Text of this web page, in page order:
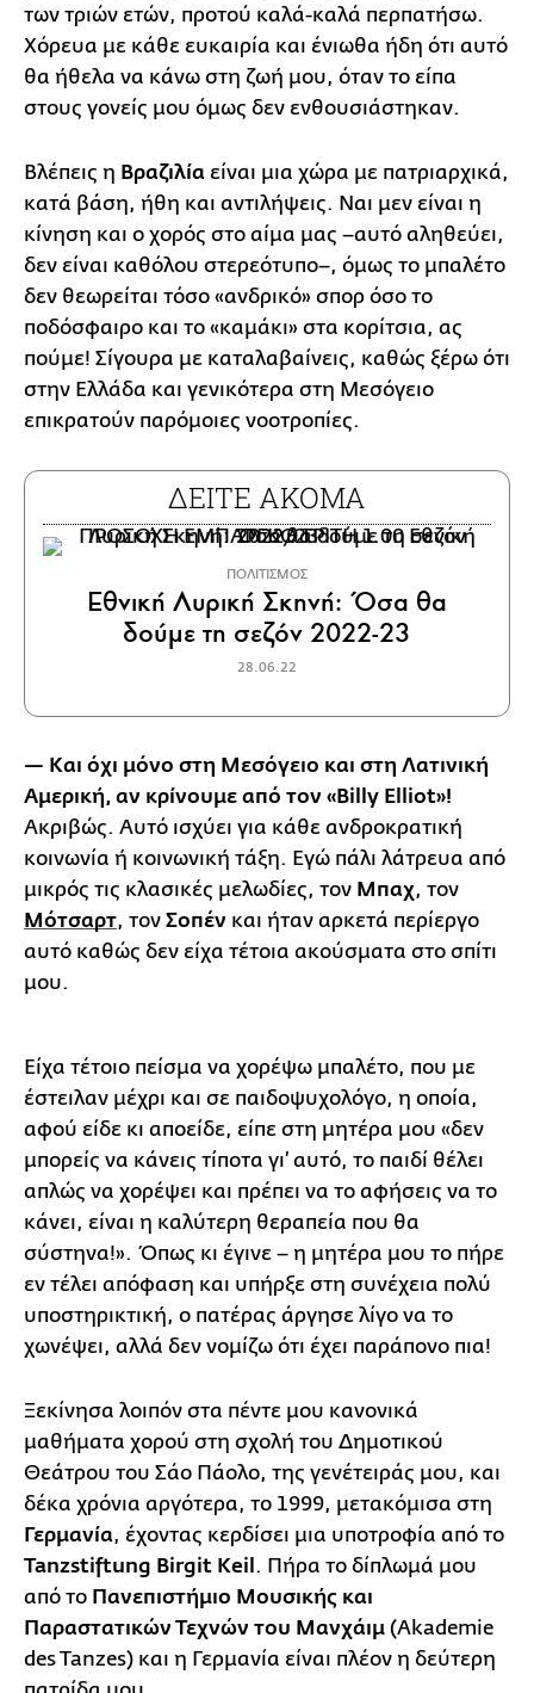
των τριών ετών, προτού καλά-καλά περπατήσω.
Χόρευα με κάθε ευκαιρία και ένιωθα ήδη ότι αυτό
θα ήθελα να κάνω στη ζωή μου, όταν το είπα
στους γονείς μου όμως δεν ενθουσιάστηκαν.
Βλέπεις η Βραζιλία είναι μια χώρα με πατριαρχικά,
κατά βάση, ήθη και αντιλήψεις. Ναι μεν είναι η
κίνηση και ο χορός στο αίμα μας –αυτό αληθεύει,
δεν είναι καθόλου στερεότυπο–, όμως το μπαλέτο
δεν θεωρείται τόσο «ανδρικό» σπορ όσο το
ποδόσφαιρο και το «καμάκι» στα κορίτσια, ας
πούμε! Σίγουρα με καταλαβαίνεις, καθώς ξέρω ότι
στην Ελλάδα και γενικότερα στη Μεσόγειο
επικρατούν παρόμοιες νοοτροπίες.
ΔΕΙΤΕ ΑΚΟΜΑ
ΠΟΛΙΤΙΣΜΟΣ
Εθνική Λυρική Σκηνή: Όσα θα
δούμε τη σεζόν 2022-23
28.06.22
— Και όχι μόνο στη Μεσόγειο και στη Λατινική
Αμερική, αν κρίνουμε από τον «Billy Elliot»!
Ακριβώς. Αυτό ισχύει για κάθε ανδροκρατική
κοινωνία ή κοινωνική τάξη. Εγώ πάλι λάτρευα από
μικρός τις κλασικές μελωδίες, τον Μπαχ, τον
Μότσαρτ, τον Σοπέν και ήταν αρκετά περίεργο
αυτό καθώς δεν είχα τέτοια ακούσματα στο σπίτι
μου.
Είχα τέτοιο πείσμα να χορέψω μπαλέτο, που με
έστειλαν μέχρι και σε παιδοψυχολόγο, η οποία,
αφού είδε κι αποείδε, είπε στη μητέρα μου «δεν
μπορείς να κάνεις τίποτα γι’ αυτό, το παιδί θέλει
απλώς να χορέψει και πρέπει να το αφήσεις να το
κάνει, είναι η καλύτερη θεραπεία που θα
σύστηνα!». Όπως κι έγινε – η μητέρα μου το πήρε
εν τέλει απόφαση και υπήρξε στη συνέχεια πολύ
υποστηρικτική, ο πατέρας άργησε λίγο να το
χωνέψει, αλλά δεν νομίζω ότι έχει παράπονο πια!
Ξεκίνησα λοιπόν στα πέντε μου κανονικά
μαθήματα χορού στη σχολή του Δημοτικού
Θεάτρου του Σάο Πάολο, της γενέτειράς μου, και
δέκα χρόνια αργότερα, το 1999, μετακόμισα στη
Γερμανία, έχοντας κερδίσει μια υποτροφία από το
Tanzstiftung Birgit Keil . Πήρα το δίπλωμά μου
από το Πανεπιστήμιο Μουσικής και
Παραστατικών Τεχνών του Μανχάιμ (Akademie
des Tanzes) και η Γερμανία είναι πλέον η δεύτερη